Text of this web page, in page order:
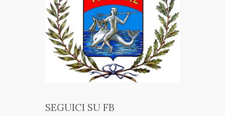
SEGUICI SU FB